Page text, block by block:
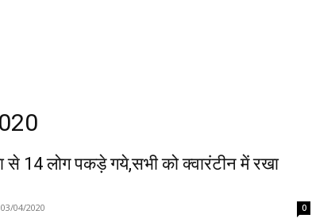
से 14 लोग पकड़े गये,सभी को क्वारंटीन में रखा
03/04/2020 0